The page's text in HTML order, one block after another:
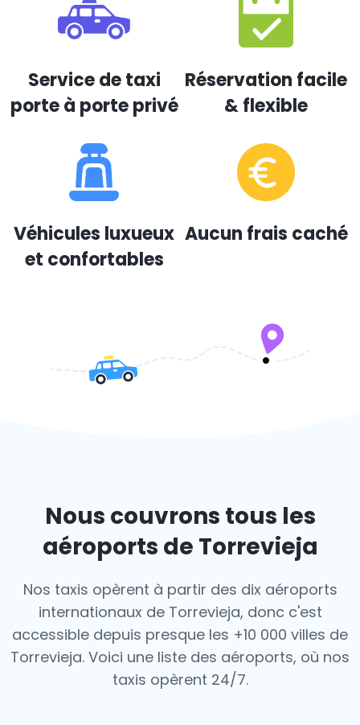
Service de taxi
porte à porte privé
Réservation facile
& flexible
Véhicules luxueux
et confortables
Aucun frais caché
Nous couvrons tous les
aéroports de Torrevieja
Nos taxis opèrent à partir des dix aéroports
internationaux de Torrevieja, donc c'est
accessible depuis presque les +10 000 villes de
Torrevieja. Voici une liste des aéroports, où nos
taxis opèrent 24/7.